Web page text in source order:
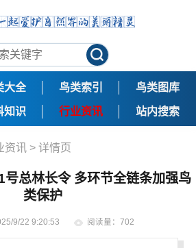
大全 鸟类索引 鸟类图库
知识 行业资讯 站内搜索
资讯 > 详情页
号总林长令 多环节全链条加强鸟
类保护
9/22 9:20:53 阅读量：702